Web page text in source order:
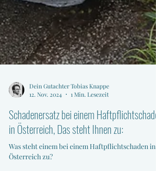
12. Nov. 2024
1 Min. Lesezeit
Schadenersatz bei einem Haftpflichtschaden
in Österreich, Das steht Ihnen zu: